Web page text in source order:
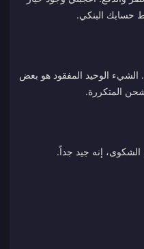
الشيء الوحيد المفقود هو بعض
المتكررة.
الشكوى، إنه جيد جداً.